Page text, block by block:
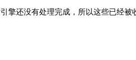
擎还没有处理完成，所以这些已经被